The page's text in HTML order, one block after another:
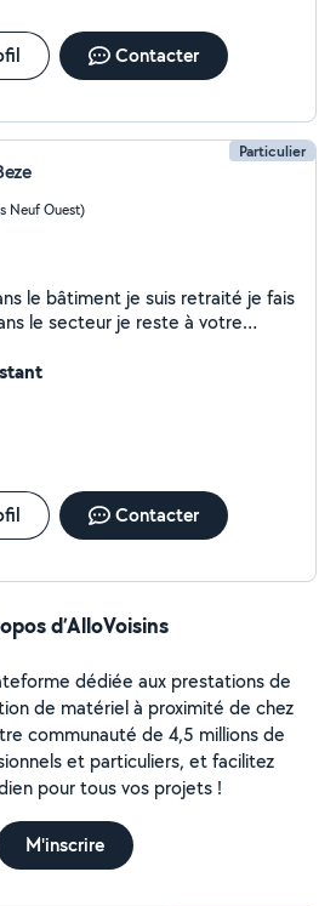
Contacter
Particulier
Neuf Ouest)
le bâtiment je suis retraité je fais
le secteur je reste à votre
Contacter
d’AlloVoisins
dédiée aux prestations de
de matériel à proximité de chez
communauté de 4,5 millions de
et particuliers, et facilitez
pour tous vos projets !
M'inscrire